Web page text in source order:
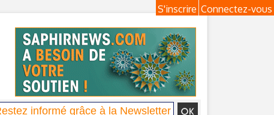
Connectez-vous
S'inscrire